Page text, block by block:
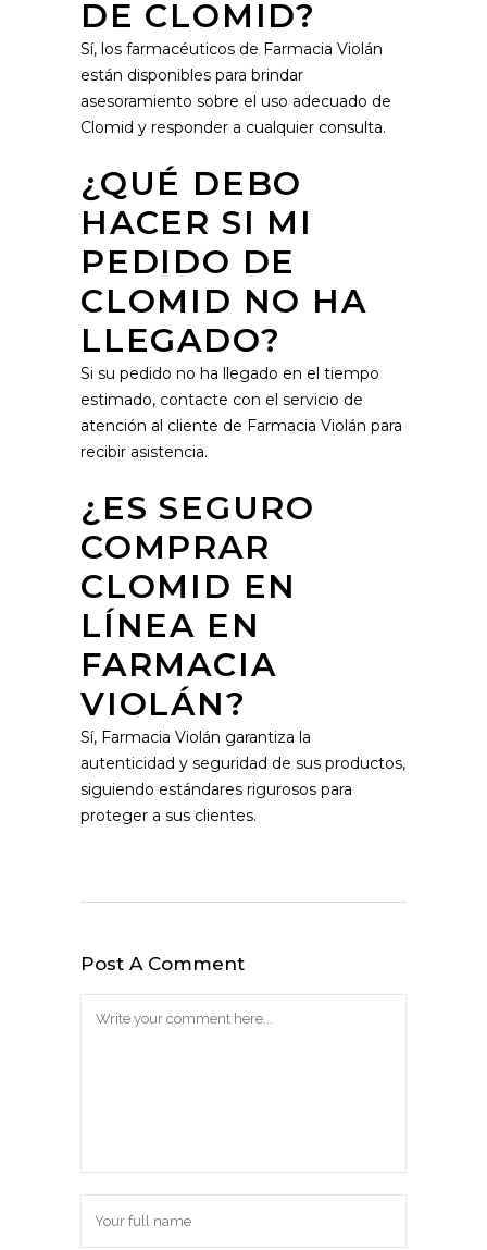
DE CLOMID?
Sí, los farmacéuticos de Farmacia Violán
están disponibles para brindar
asesoramiento sobre el uso adecuado de
Clomid y responder a cualquier consulta.
¿QUÉ DEBO
HACER SI MI
PEDIDO DE
CLOMID NO HA
LLEGADO?
Si su pedido no ha llegado en el tiempo
estimado, contacte con el servicio de
atención al cliente de Farmacia Violán para
recibir asistencia.
¿ES SEGURO
COMPRAR
CLOMID EN
LÍNEA EN
FARMACIA
VIOLÁN?
Sí, Farmacia Violán garantiza la
autenticidad y seguridad de sus productos,
siguiendo estándares rigurosos para
proteger a sus clientes.
Post A Comment